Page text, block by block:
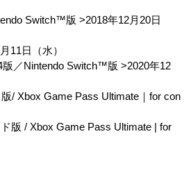
Switch™版 >2018年12月20日
11日（水）
／Nintendo Switch™版 >2020年12
/ Xbox Game Pass Ultimate｜for con
版 / Xbox Game Pass Ultimate | for